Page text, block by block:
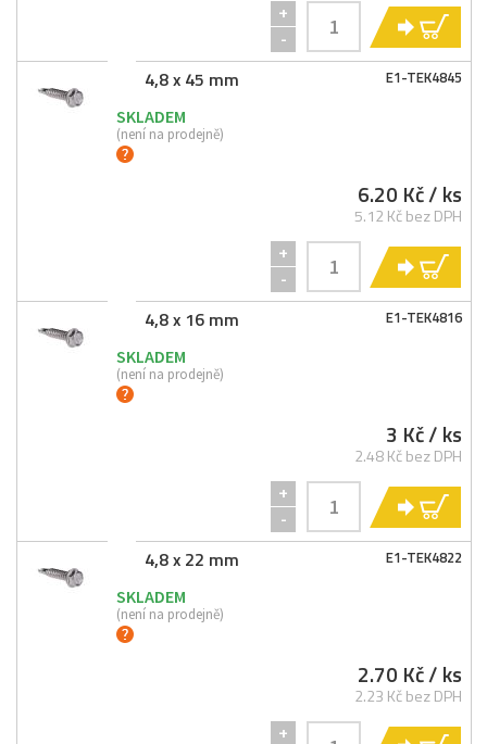
+
-
E1-TEK4845
4,8 x 45 mm
SKLADEM
(není na prodejně)
6.20 Kč/ ks
5.12 Kč bez DPH
+
-
E1-TEK4816
4,8 x 16 mm
SKLADEM
(není na prodejně)
3 Kč/ ks
2.48 Kč bez DPH
+
-
E1-TEK4822
4,8 x 22 mm
SKLADEM
(není na prodejně)
2.70 Kč/ ks
2.23 Kč bez DPH
+